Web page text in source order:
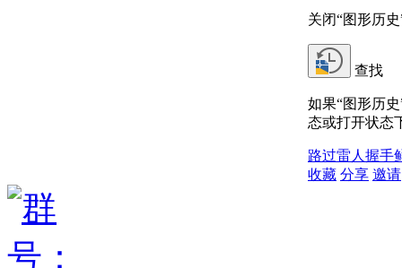
关闭“图形历
查找
如果“图形历
态或打开状态
路过雷人 握手
收藏 分享 邀请